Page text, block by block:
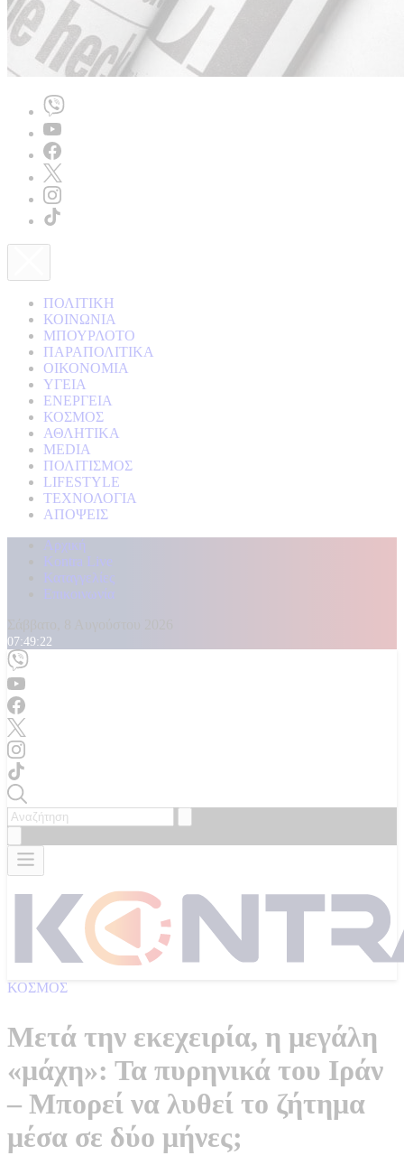
ΠΟΛΙΤΙΚΗ
ΚΟΙΝΩΝΙΑ
ΜΠΟΥΡΛΟΤΟ
ΠΑΡΑΠΟΛΙΤΙΚΑ
ΟΙΚΟΝΟΜΙΑ
ΥΓΕΙΑ
ΕΝΕΡΓΕΙΑ
ΚΟΣΜΟΣ
ΑΘΛΗΤΙΚΑ
MEDIA
ΠΟΛΙΤΙΣΜΟΣ
LIFESTYLE
ΤΕΧΝΟΛΟΓΙΑ
ΑΠΟΨΕΙΣ
Αρχική
Kontra Live
Καταγγελίες
Επικοινωνία
07:49:24
ΚΟΣΜΟΣ
Μετά την εκεχειρία, η μεγάλη
«μάχη»: Τα πυρηνικά του Ιράν
– Μπορεί να λυθεί το ζήτημα
μέσα σε δύο μήνες;